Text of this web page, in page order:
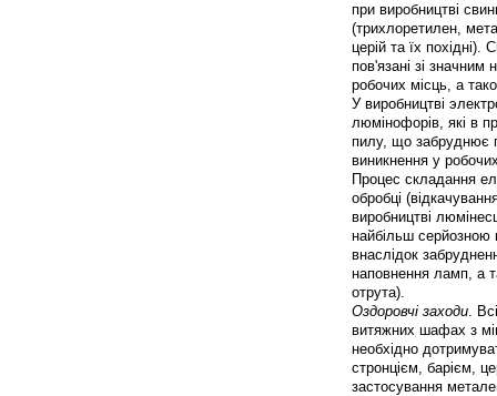
при виробництві
(трихлоретилен,
церій та їх
пов'язані зі значним
робочих місць, а
У виробництві
люмінофорів, які в
пилу, що забруднює
виникнення у
Процес складання
обробці
виробництві
найбільш серйозною
внаслідок
наповнення ламп, а
отрута).
Оздоровчі заходи.
витяжних шафах з
необхідно
стронцієм, барієм,
застосування